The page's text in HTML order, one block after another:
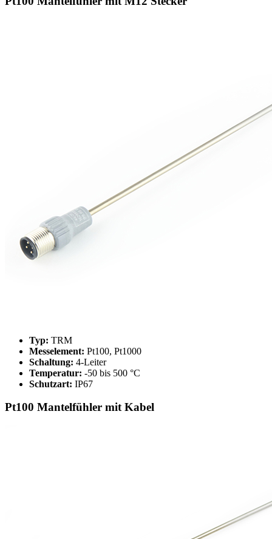
Typ: TRM
Messelement: Pt100, Pt1000
Schaltung: 4-Leiter
Temperatur: -50 bis 500 °C
Schutzart: IP67
Pt100 Mantelfühler mit Kabel